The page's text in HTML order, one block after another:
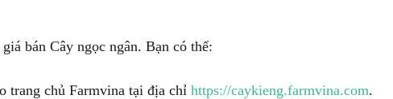
bán Cây ngọc ngân. Bạn có thể:
trang chủ Farmvina tại địa chỉ https://caykieng.farmvina.com.